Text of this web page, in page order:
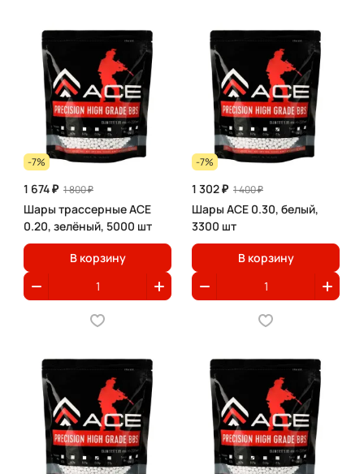
-7%
1 674 ₽ 1 800 ₽
Шары трассерные ACE
0.20, зелёный, 5000 шт
В корзину
-7%
1 302 ₽ 1 400 ₽
Шары ACE 0.30, белый,
3300 шт
В корзину